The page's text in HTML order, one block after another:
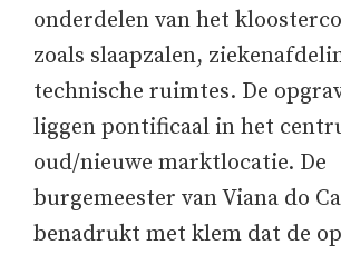
onderdelen van het
zoals slaapzalen,
technische ruimtes. De
liggen pontificaal in het
oud/nieuwe marktlocatie. De
burgemeester van Viana do
benadrukt met klem dat de